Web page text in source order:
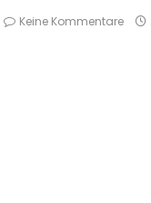
Keine Kommentare